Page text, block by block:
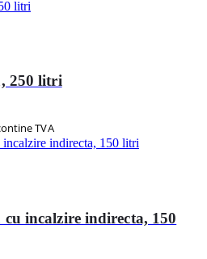
250 litri
TVA
incalzire indirecta, 150